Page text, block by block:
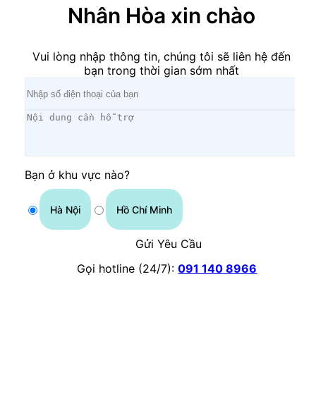
Nhân Hòa xin chào
Vui lòng nhập thông tin, chúng tôi sẽ liên hệ đến
bạn trong thời gian sớm nhất
Bạn ở khu vực nào?
Hà Nội Hồ Chí Minh
Gửi Yêu Cầu
Gọi hotline (24/7): 091 140 8966